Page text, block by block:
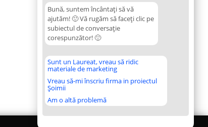
Bună, suntem încântați să vă
ajutăm! 🙂 Vă rugăm să faceți clic pe
subiectul de conversație
corespunzător! 🙂
Sunt un Laureat, vreau să ridic
materiale de marketing
Vreau să-mi înscriu firma in proiectul
Șoimii
Am o altă problemă